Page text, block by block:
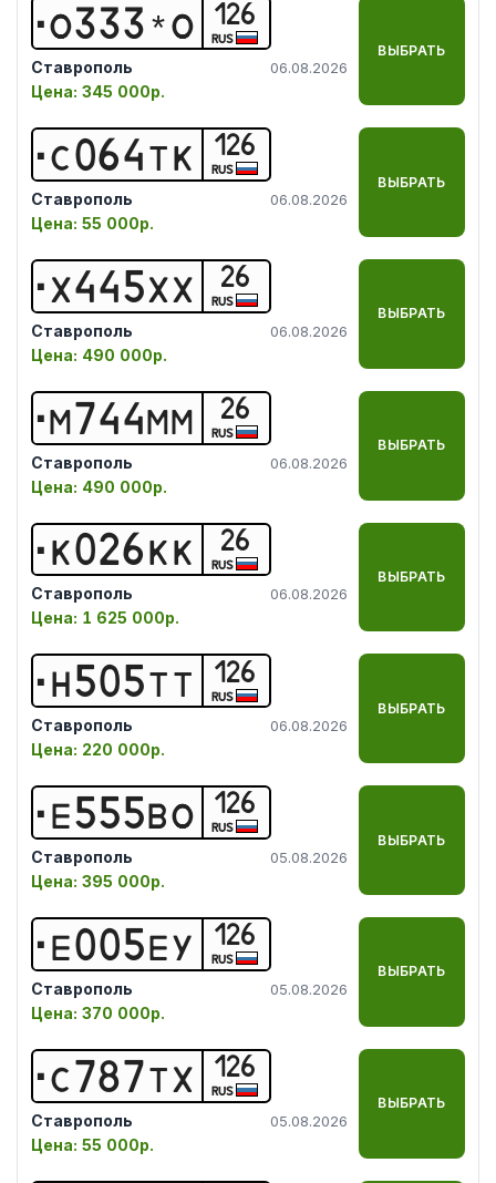
О333 *О 126
RUS
Ставрополь 06.08.2026
Цена: 345 000р.
ВЫБРАТЬ
К026КК 26
RUS
Ставрополь 06.08.2026
Цена: 1 625 000р.
ВЫБРАТЬ
С787ТХ 126
RUS
Ставрополь 05.08.2026
Цена: 55 000р.
ВЫБРАТЬ
С064ТК 126
RUS
Ставрополь 06.08.2026
Цена: 55 000р.
ВЫБРАТЬ
Н505ТТ 126
RUS
Ставрополь 06.08.2026
Цена: 220 000р.
ВЫБРАТЬ
Х445ХХ 26
RUS
Ставрополь 06.08.2026
Цена: 490 000р.
ВЫБРАТЬ
Е555ВО 126
RUS
Ставрополь 05.08.2026
Цена: 395 000р.
ВЫБРАТЬ
М744ММ 26
RUS
Ставрополь 06.08.2026
Цена: 490 000р.
ВЫБРАТЬ
Е005ЕУ 126
RUS
Ставрополь 05.08.2026
Цена: 370 000р.
ВЫБРАТЬ